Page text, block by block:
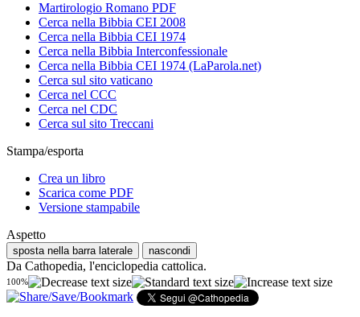
Martirologio Romano PDF
Cerca nella Bibbia CEI 2008
Cerca nella Bibbia CEI 1974
Cerca nella Bibbia Interconfessionale
Cerca nella Bibbia CEI 1974 (LaParola.net)
Cerca sul sito vaticano
Cerca nel CCC
Cerca nel CDC
Cerca sul sito Treccani
Stampa/esporta
Crea un libro
Scarica come PDF
Versione stampabile
Aspetto
sposta nella barra laterale nascondi
Da Cathopedia, l'enciclopedia cattolica.
100%